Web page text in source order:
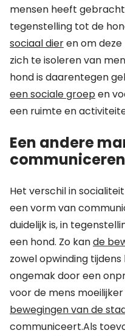
mensen heeft
tegenstelling tot de
sociaal dieren om
zich te isoleren van
hond is daarentegen
een sociale groepen
een ruimte en
Een andere
communiceren
Het verschil in
een vorm van
duidelijk is, in
een hond. Zo kande
zowel opwinding
ongemak door een
voor de mens
bewegingen van de
communiceert.Als